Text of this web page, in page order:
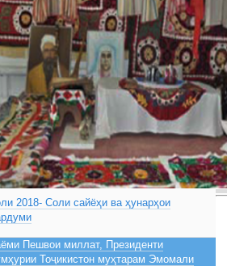
2018- Соли сайёҳи ва ҳунарҳои
Пешвои миллат, Президенти
Тоҷикистон муҳтарам Эмомали